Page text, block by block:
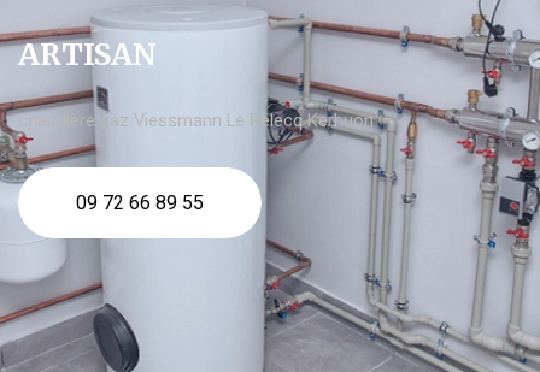
ARTISAN
chaudière gaz Viessmann Le Relecq Kerhuon
09 72 66 89 55